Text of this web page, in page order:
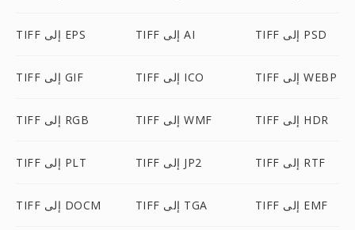
TIFF إلى EPS TIFF إلى AI TIFF إلى PSD
TIFF إلى GIF TIFF إلى ICO TIFF إلى WEBP
TIFF إلى RGB TIFF إلى WMF TIFF إلى HDR
TIFF إلى PLT TIFF إلى JP2 TIFF إلى RTF
TIFF إلى DOCM TIFF إلى TGA TIFF إلى EMF